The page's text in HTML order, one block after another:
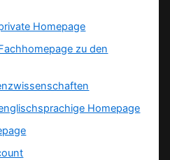
Homepage
zu den
Homepage